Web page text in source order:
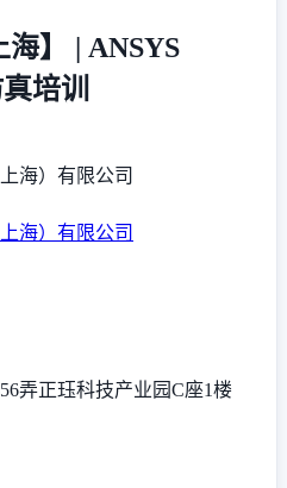
海】 | ANSYS
培训
海）有限公司
海）有限公司
弄正珏科技产业园C座1楼